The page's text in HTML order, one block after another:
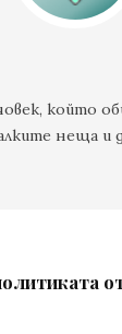
който
неща и